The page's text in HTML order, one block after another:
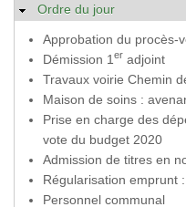
Masquer
Ordre du jour
Approbation du procès-
Démission 1 er adjoint
Travaux voirie Chemin
Maison de soins :
Prise en charge des
vote du budget 2020
Admission de titres en
Régularisation emprunt
Personnel communal